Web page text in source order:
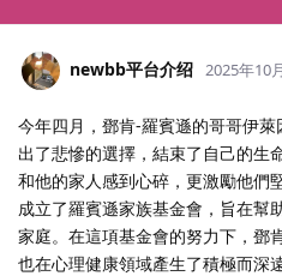
newbb平台介绍 2025年10
今年四月，鄧肯-羅賓遜的哥哥伊
出了悲慘的選擇，結束了自己的生
和他的家人感到心碎，更激勵他們
成立了羅賓遜家族基金會，旨在幫
家庭。在這項基金會的努力下，鄧
也在心理健康領域產生了積極而深